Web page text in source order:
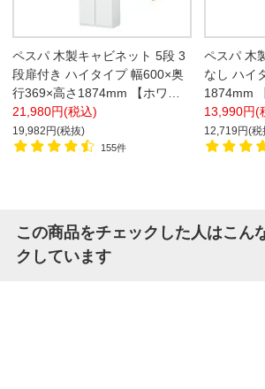
ペスパ 木製キャビネット 5段 3
段扉付き ハイタイプ 幅600×奥
行369×高さ1874mm 【ホワイ
ト扉・ナチュラル扉】
21,980円(税込)
19,982円(税抜)
155件
ペスパ 木
なし ハイ
1874mm
13,990円(
12,719円(税
この商品をチェックした人はこん
クしています